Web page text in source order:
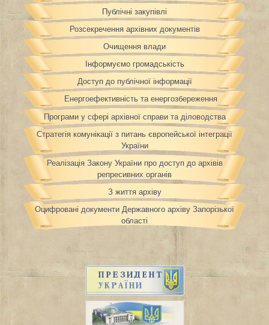
Публічні закупівлі
Розсекречення архівних документів
Очищення влади
Інформуємо громадськість
Доступ до публічної інформації
Енергоефективність та енергозбереження
Програми у сфері архівної справи та діловодства
Стратегія комунікації з питань європейської інтеграції
України
Реалізація Закону України про доступ до архівів
репресивних органів
З життя архіву
Оцифровані документи Державного архіву Запорізької
області